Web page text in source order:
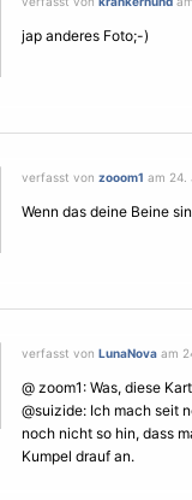
jap anderes Foto;-)
verfasst von zooom1 am 24.
Wenn das deine Beine
verfasst von LunaNova am
@ zoom1: Was, diese
@suizide: Ich mach seit
noch nicht so hin, dass
Kumpel drauf an.